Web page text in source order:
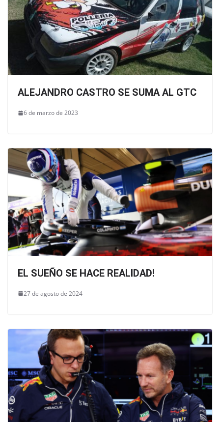
ALEJANDRO CASTRO SE SUMA AL GTC
6 de marzo de 2023
EL SUEÑO SE HACE REALIDAD!
27 de agosto de 2024